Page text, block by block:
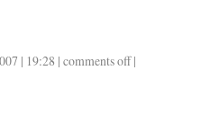
| 19:28 | comments offon
|